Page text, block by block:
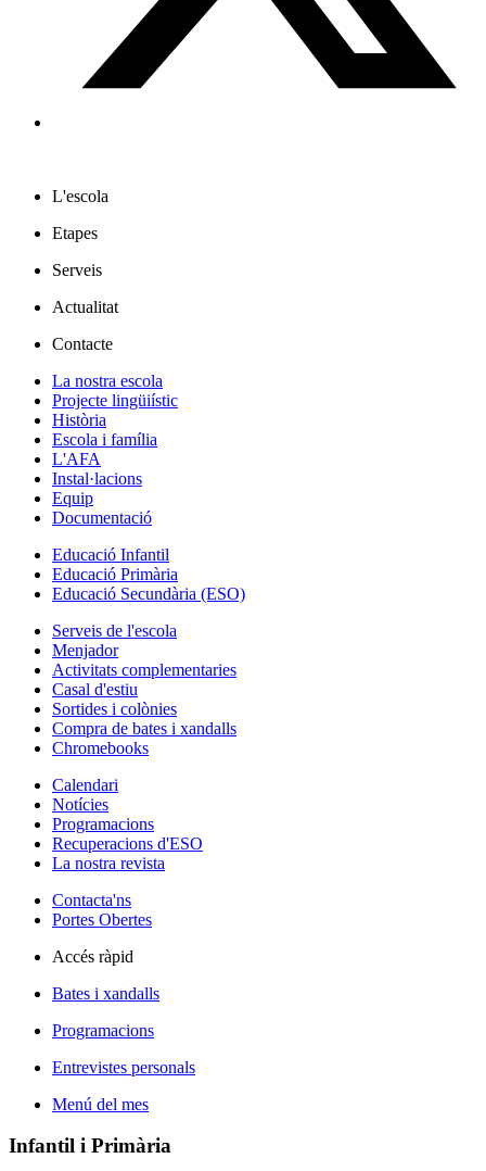
L'escola
Etapes
Serveis
Actualitat
Contacte
La nostra escola
Projecte lingüiístic
Història
Escola i família
L'AFA
Instal·lacions
Equip
Documentació
Educació Infantil
Educació Primària
Educació Secundària (ESO)
Serveis de l'escola
Menjador
Activitats complementaries
Casal d'estiu
Sortides i colònies
Compra de bates i xandalls
Chromebooks
Calendari
Notícies
Programacions
Recuperacions d'ESO
La nostra revista
Contacta'ns
Portes Obertes
Accés ràpid
Bates i xandalls
Programacions
Entrevistes personals
Menú del mes
Infantil i Primària